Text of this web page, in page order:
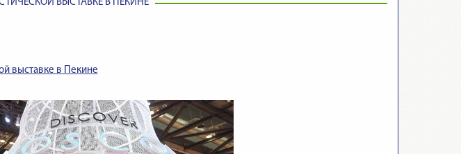
ВЫСТАВКЕ В ПЕКИНЕ
выставке в Пекине